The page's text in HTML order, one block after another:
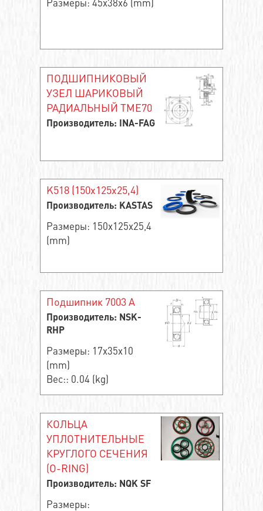
ПОДШИПНИКОВЫЙ
УЗЕЛ ШАРИКОВЫЙ
РАДИАЛЬНЫЙ TME70
Производитель: INA-FAG
K518 (150x125x25,4)
Производитель: KASTAS
Размеры: 150x125x25,4
(mm)
Подшипник 7003 A
Производитель: NSK-
RHP
Размеры: 17x35x10
(mm)
Вес:: 0.04 (kg)
КОЛЬЦА
УПЛОТНИТЕЛЬНЫЕ
КРУГЛОГО СЕЧЕНИЯ
(O-RING)
Производитель: NQK SF
Размеры: